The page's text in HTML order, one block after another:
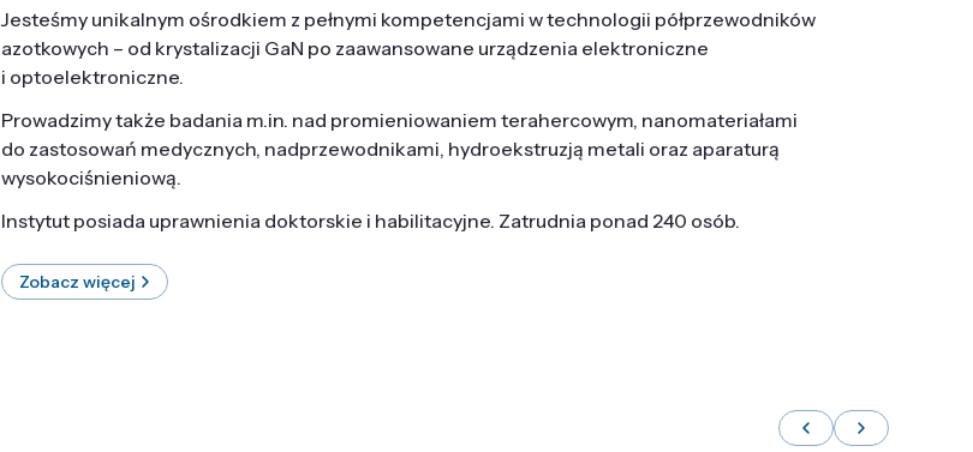
Jesteśmy unikalnym ośrodkiem z pełnymi kompetencjami w technologii półprzewodników
azotkowych – od krystalizacji GaN po zaawansowane urządzenia elektroniczne
i optoelektroniczne.
Prowadzimy także badania m.in. nad promieniowaniem terahercowym, nanomateriałami
do zastosowań medycznych, nadprzewodnikami, hydroekstruzją metali oraz aparaturą
wysokociśnieniową.
Instytut posiada uprawnienia doktorskie i habilitacyjne. Zatrudnia ponad 240 osób.
Zobacz więcej